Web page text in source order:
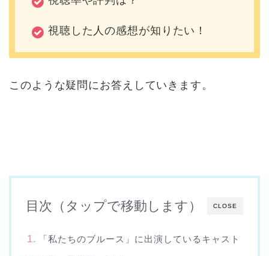
視聴した人の感想が知りたい！
このような疑問にお答えしていきます。
CLOSE
目次（タップで移動します）
「私たちのブルース」に出演しているキャスト